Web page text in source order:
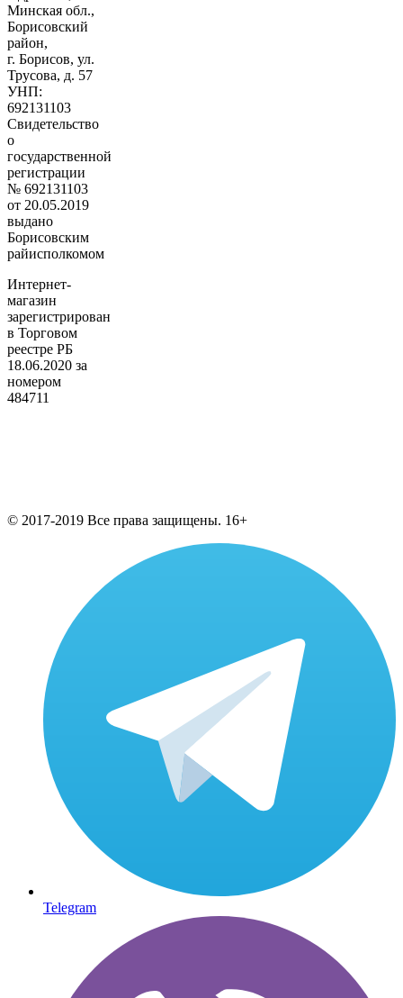
Минская обл.,
Борисовский
район,
г. Борисов, ул.
Трусова, д. 57
УНП:
692131103
Свидетельство
о
государственной
регистрации
№ 692131103
от 20.05.2019
выдано
Борисовским
райисполкомом
Интернет-
магазин
зарегистрирован
в Торговом
реестре РБ
18.06.2020 за
номером
484711
© 2017-2019 Все права защищены. 16+
Telegram